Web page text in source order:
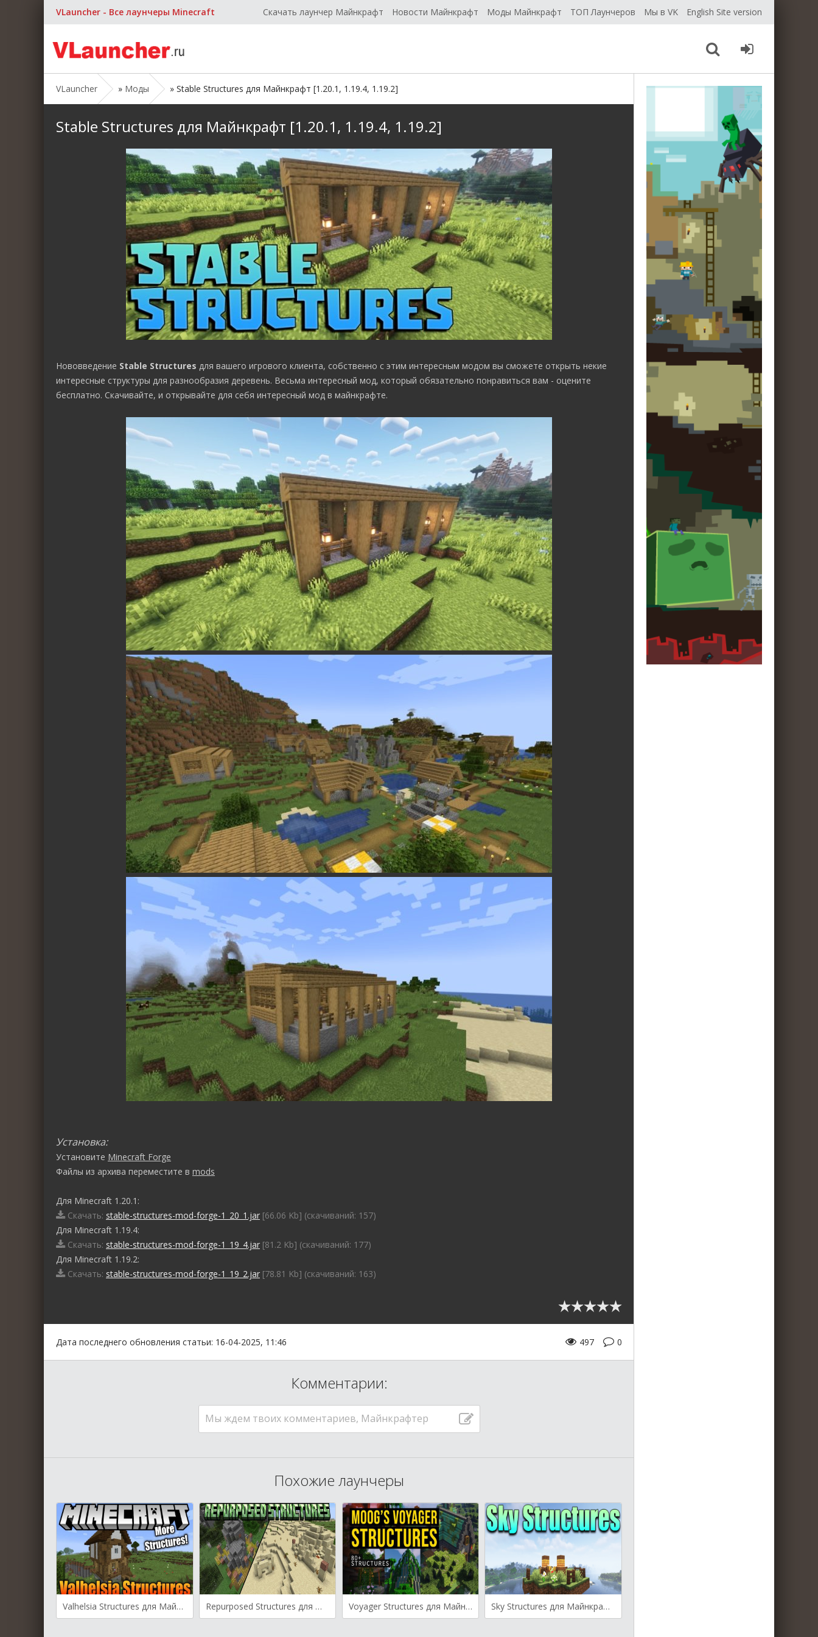
VLauncher - Все лаунчеры Minecraft Скачать лаунчер Майнкрафт Новости Майнкрафт Моды Майнкрафт ТОП Лаунчеров Мы в VK English Site version
VLauncher » Моды » Stable Structures для Майнкрафт [1.20.1, 1.19.4, 1.19.2]
Stable Structures для Майнкрафт [1.20.1, 1.19.4, 1.19.2]
Нововведение Stable Structures для вашего игрового клиента, собственно с этим интересным модом вы сможете открыть некие
интересные структуры для разнообразия деревень. Весьма интересный мод, который обязательно понравиться вам - оцените
бесплатно. Скачивайте, и открывайте для себя интересный мод в майнкрафте.
Установка:
Установите Minecraft Forge
Файлы из архива переместите в mods
Для Minecraft 1.20.1:
Скачать: stable-structures-mod-forge-1_20_1.jar [66.06 Kb] (cкачиваний: 157)
Для Minecraft 1.19.4:
Скачать: stable-structures-mod-forge-1_19_4.jar [81.2 Kb] (cкачиваний: 177)
Для Minecraft 1.19.2:
Скачать: stable-structures-mod-forge-1_19_2.jar [78.81 Kb] (cкачиваний: 163)
Дата последнего обновления статьи: 16-04-2025, 11:46 0
497
Комментарии:
Мы ждем твоих комментариев, Майнкрафтер
Похожие лаунчеры
Valhelsia Structures для Майнкрафт [1.21.1, 1.21, 1.20.1] Repurposed Structures для Майнкрафт [1.21.5, 1.21.4, 1.21.1] Voyager Structures для Майнкрафт [1.20.1, 1.19.4, 1.19.3] Sky Structures для Майнкрафт [1.19.2, 1.18.2, 1.16.5]